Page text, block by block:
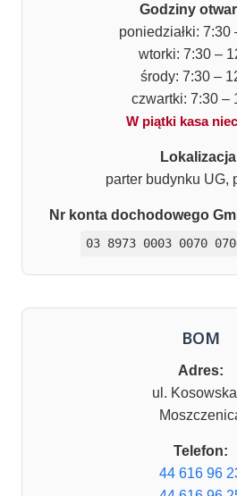
Godziny
poniedziałki: 7:30
wtorki: 7:30 –
środy: 7:30 –
czwartki: 7:30 –
W piątki kasa
parter budynku UG,
Nr konta dochodowego
03 8973 0003 0070
BOM
Adres:
ul.
Telefon:
44 616 96